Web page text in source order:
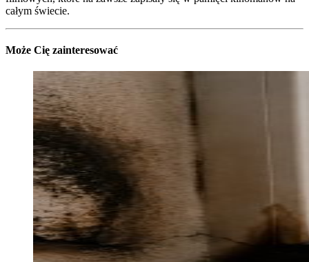
całym świecie.
Może Cię zainteresować